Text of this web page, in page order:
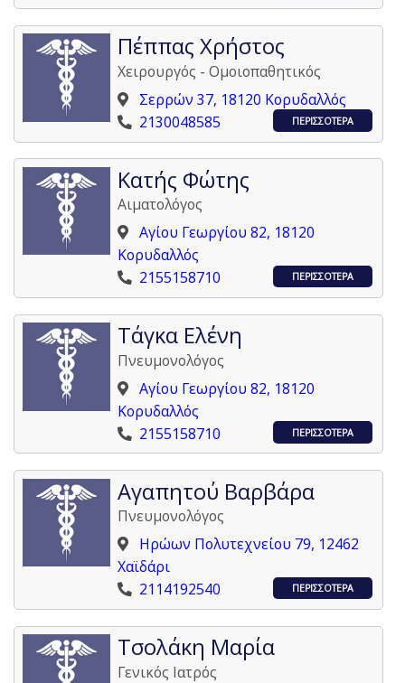
Πέππας Χρήστος
Χειρουργός - Ομοιοπαθητικός
Σερρών 37, 18120 Κορυδαλλός
2130048585
ΠΕΡΙΣΣΟΤΕΡΑ
Κατής Φώτης
Αιματολόγος
Αγίου Γεωργίου 82, 18120
Κορυδαλλός
2155158710
ΠΕΡΙΣΣΟΤΕΡΑ
Τάγκα Ελένη
Πνευμονολόγος
Αγίου Γεωργίου 82, 18120
Κορυδαλλός
2155158710
ΠΕΡΙΣΣΟΤΕΡΑ
Αγαπητού Βαρβάρα
Πνευμονολόγος
Ηρώων Πολυτεχνείου 79, 12462
Χαϊδάρι
2114192540
ΠΕΡΙΣΣΟΤΕΡΑ
Τσολάκη Μαρία
Γενικός Ιατρός